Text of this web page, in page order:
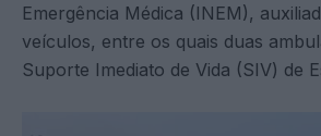
Emergência Médica (INEM),
veículos, entre os quais duas
Suporte Imediato de Vida (SIV) de